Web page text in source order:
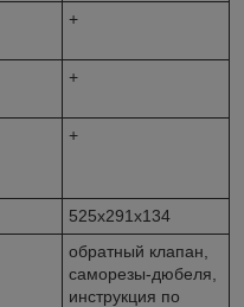
+
+
+
525х291х134
обратный клапан,
саморезы-дюбеля,
инструкция по